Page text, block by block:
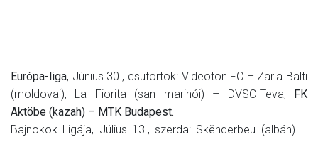
Európa-liga, Június 30., csütörtök: Videoton FC – Zaria Balti
(moldovai), La Fiorita (san marinói) – DVSC-Teva, FK
Aktöbe (kazah) – MTK Budapest.
Bajnokok Ligája, Július 13., szerda: Skënderbeu (albán) –